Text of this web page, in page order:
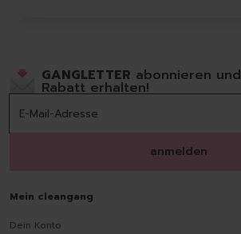
GANGLETTER abonnieren und
Rabatt erhalten!
anmelden
Mein cleangang
Dein Konto